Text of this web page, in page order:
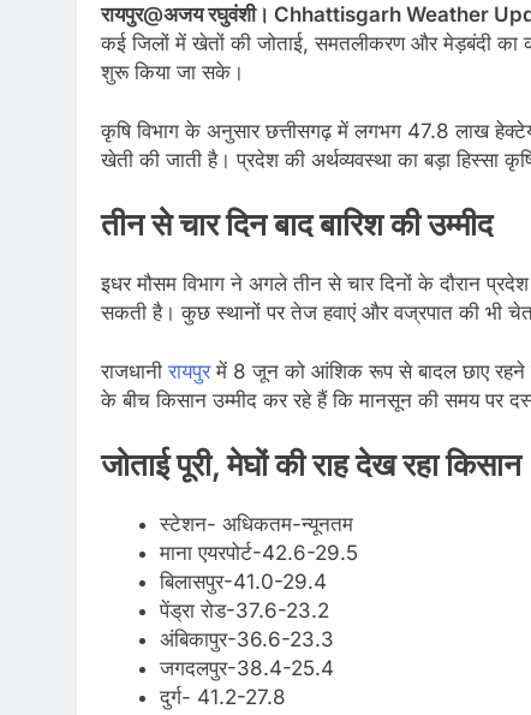
रायपुर@अजय रघुवंशी। Chhattisgarh Weather
कई जिलों में खेतों की जोताई, समतलीकरण और मेड़बंदी का
शुरू किया जा सके।
कृषि विभाग के अनुसार छत्तीसगढ़ में लगभग 47.8 लाख
खेती की जाती है। प्रदेश की अर्थव्यवस्था का बड़ा हिस्सा
तीन से चार दिन बाद बारिश की उम्मीद
इधर मौसम विभाग ने अगले तीन से चार दिनों के दौरान
सकती है। कुछ स्थानों पर तेज हवाएं और वज्रपात की भी
राजधानीरायपुरमें 8 जून को आंशिक रूप से बादल छाए रहने
के बीच किसान उम्मीद कर रहे हैं कि मानसून की समय पर
जोताई पूरी, मेघों की राह देख रहा किसान
स्टेशन- अधिकतम-न्यूनतम
माना एयरपोर्ट-42.6-29.5
बिलासपुर-41.0-29.4
पेंड्रा रोड-37.6-23.2
अंबिकापुर-36.6-23.3
जगदलपुर-38.4-25.4
दुर्ग- 41.2-27.8